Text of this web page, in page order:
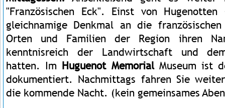
"Französischen Eck". Einst von
gleichnamige Denkmal an die
Orten und Familien der Region ihren
kenntnisreich der Landwirtschaft und
hatten. Im Huguenot MemorialMuseum ist
dokumentiert. Nachmittags fahren Sie
die kommende Nacht. (kein gemeinsames